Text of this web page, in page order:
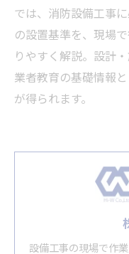
では、消防設備工事
の設置基準を、現場
りやすく解説。設計
業者教育の基礎情報
が得られます。
設備工事の現場で作